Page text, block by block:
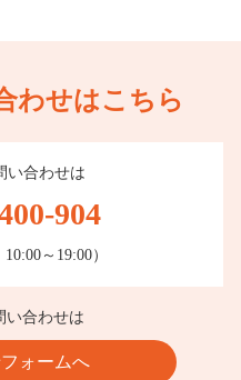
わせはこちら
い合わせは
904
～19:00）
い合わせは
ォームへ